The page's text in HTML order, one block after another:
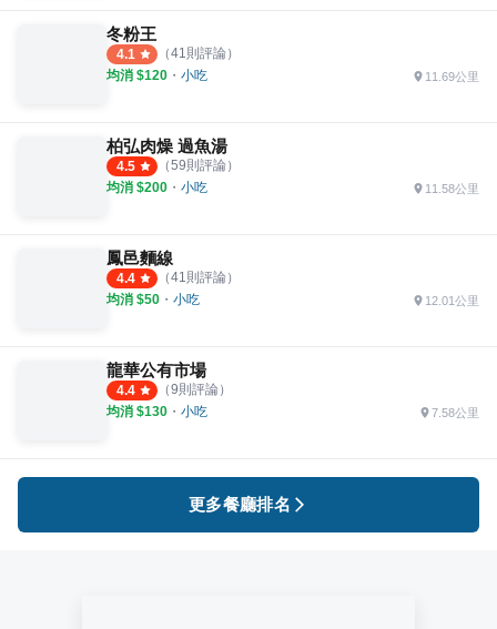
冬粉王
4.1 （41則評論）
均消 $120 ・ 小吃 11.69公里
柏弘肉燥 過魚湯
4.5 （59則評論）
均消 $200 ・ 小吃 11.58公里
鳳邑麵線
4.4 （41則評論）
均消 $50 ・ 小吃 12.01公里
龍華公有市場
4.4 （9則評論）
均消 $130 ・ 小吃 7.58公里
更多餐廳排名